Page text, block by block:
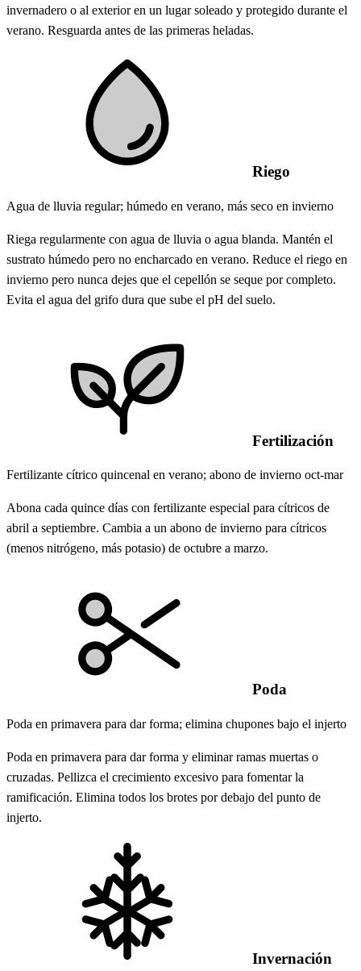
invernadero o al exterior en un lugar soleado y protegido durante el
verano. Resguarda antes de las primeras heladas.
Riego
Agua de lluvia regular; húmedo en verano, más seco en invierno
Riega regularmente con agua de lluvia o agua blanda. Mantén el
sustrato húmedo pero no encharcado en verano. Reduce el riego en
invierno pero nunca dejes que el cepellón se seque por completo.
Evita el agua del grifo dura que sube el pH del suelo.
Fertilización
Fertilizante cítrico quincenal en verano; abono de invierno oct-mar
Abona cada quince días con fertilizante especial para cítricos de
abril a septiembre. Cambia a un abono de invierno para cítricos
(menos nitrógeno, más potasio) de octubre a marzo.
Poda
Poda en primavera para dar forma; elimina chupones bajo el injerto
Poda en primavera para dar forma y eliminar ramas muertas o
cruzadas. Pellizca el crecimiento excesivo para fomentar la
ramificación. Elimina todos los brotes por debajo del punto de
injerto.
Invernación